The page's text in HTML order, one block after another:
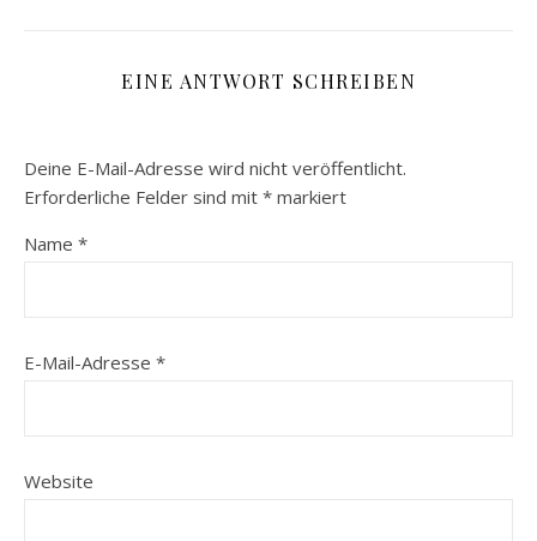
EINE ANTWORT SCHREIBEN
Deine E-Mail-Adresse wird nicht veröffentlicht.
Erforderliche Felder sind mit * markiert
Name *
E-Mail-Adresse *
Website